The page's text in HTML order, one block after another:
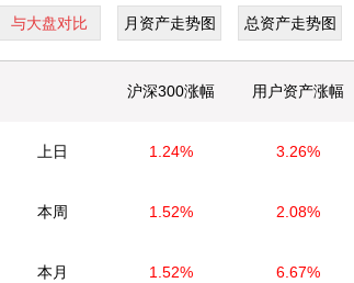
与大盘对比 月资产走势图 总资产走势图
沪深300涨幅 用户资产涨幅
上日 1.24% 3.26%
本周 1.52% 2.08%
本月 1.52% 6.67%